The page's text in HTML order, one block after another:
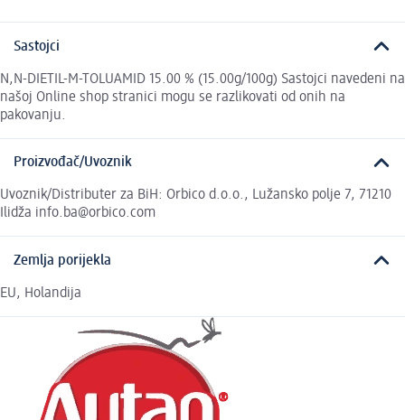
Sastojci
N,N-DIETIL-M-TOLUAMID 15.00 % (15.00g/100g) Sastojci navedeni na
našoj Online shop stranici mogu se razlikovati od onih na
pakovanju.
Proizvođač/Uvoznik
Uvoznik/Distributer za BiH: Orbico d.o.o., Lužansko polje 7, 71210
Ilidža info.ba@orbico.com
Zemlja porijekla
EU, Holandija